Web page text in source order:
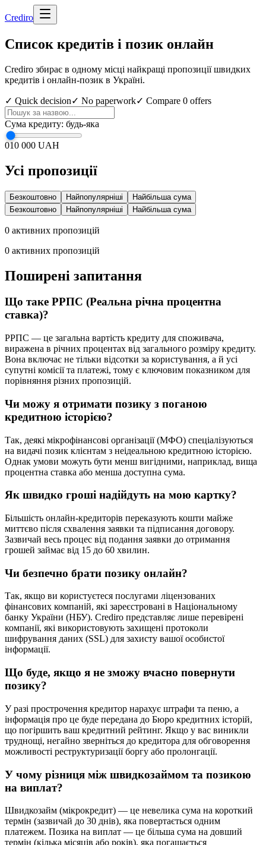
Crediro
Список кредитів і позик онлайн
Crediro збирає в одному місці найкращі пропозиції швидких
кредитів і онлайн-позик в Україні.
✓ Quick decision✓ No paperwork✓ Compare 0 offers
Сума кредиту: будь-яка
010 000 UAH
Усі пропозиції
Безкоштовно Найпопулярніші
Найбільша сума
Безкоштовно
Найпопулярніші Найбільша сума
0 активних пропозицій
0 активних пропозицій
Поширені запитання
Що таке РРПС (Реальна річна процентна
ставка)?
РРПС — це загальна вартість кредиту для споживача,
виражена в річних процентах від загального розміру кредиту.
Вона включає не тільки відсотки за користування, а й усі
супутні комісії та платежі, тому є ключовим показником для
порівняння різних пропозицій.
Чи можу я отримати позику з поганою
кредитною історією?
Так, деякі мікрофінансові організації (МФО) спеціалізуються
на видачі позик клієнтам з неідеальною кредитною історією.
Однак умови можуть бути менш вигідними, наприклад, вища
процентна ставка або менша доступна сума.
Як швидко гроші надійдуть на мою картку?
Більшість онлайн-кредиторів переказують кошти майже
миттєво після схвалення заявки та підписання договору.
Зазвичай весь процес від подання заявки до отримання
грошей займає від 15 до 60 хвилин.
Чи безпечно брати позику онлайн?
Так, якщо ви користуєтеся послугами ліцензованих
фінансових компаній, які зареєстровані в Національному
банку України (НБУ). Crediro представляє лише перевірені
компанії, які використовують захищені протоколи
шифрування даних (SSL) для захисту вашої особистої
інформації.
Що буде, якщо я не зможу вчасно повернути
позику?
У разі прострочення кредитор нарахує штрафи та пеню, а
інформація про це буде передана до Бюро кредитних історій,
що погіршить ваш кредитний рейтинг. Якщо у вас виникли
труднощі, негайно зверніться до кредитора для обговорення
можливості реструктуризації боргу або пролонгації.
У чому різниця між швидкозаймом та позикою
на виплат?
Швидкозайм (мікрокредит) — це невелика сума на короткий
термін (зазвичай до 30 днів), яка повертається одним
платежем. Позика на виплат — це більша сума на довший
термін (кілька місяців або років), яка погашається